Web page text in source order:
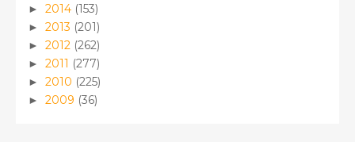
► 2014 (153)
► 2013 (201)
► 2012 (262)
► 2011 (277)
► 2010 (225)
► 2009 (36)